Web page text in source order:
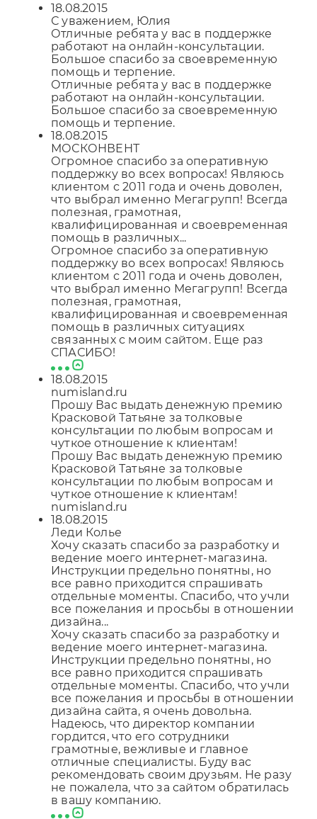
18.08.2015
С уважением, Юлия
Отличные ребята у вас в поддержке
работают на онлайн-консультации.
Большое спасибо за своевременную
помощь и терпение.
Отличные ребята у вас в поддержке
работают на онлайн-консультации.
Большое спасибо за своевременную
помощь и терпение.
18.08.2015
МОСКОНВЕНТ
Огромное спасибо за оперативную
поддержку во всех вопросах! Являюсь
клиентом с 2011 года и очень доволен,
что выбрал именно Мегагрупп! Всегда
полезная, грамотная,
квалифицированная и своевременная
помощь в различных...
Огромное спасибо за оперативную
поддержку во всех вопросах! Являюсь
клиентом с 2011 года и очень доволен,
что выбрал именно Мегагрупп! Всегда
полезная, грамотная,
квалифицированная и своевременная
помощь в различных ситуациях
связанных с моим сайтом. Еще раз
СПАСИБО!
18.08.2015
numisland.ru
Прошу Вас выдать денежную премию
Красковой Татьяне за толковые
консультации по любым вопросам и
чуткое отношение к клиентам!
Прошу Вас выдать денежную премию
Красковой Татьяне за толковые
консультации по любым вопросам и
чуткое отношение к клиентам!
numisland.ru
18.08.2015
Леди Колье
Хочу сказать спасибо за разработку и
ведение моего интернет-магазина.
Инструкции предельно понятны, но
все равно приходится спрашивать
отдельные моменты. Спасибо, что учли
все пожелания и просьбы в отношении
дизайна...
Хочу сказать спасибо за разработку и
ведение моего интернет-магазина.
Инструкции предельно понятны, но
все равно приходится спрашивать
отдельные моменты. Спасибо, что учли
все пожелания и просьбы в отношении
дизайна сайта, я очень довольна.
Надеюсь, что директор компании
гордится, что его сотрудники
грамотные, вежливые и главное
отличные специалисты. Буду вас
рекомендовать своим друзьям. Не разу
не пожалела, что за сайтом обратилась
в вашу компанию.